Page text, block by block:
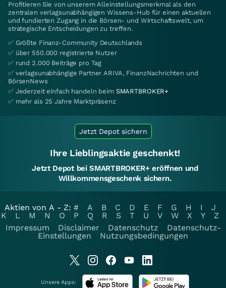
Profitieren Sie von unserem Alleinstellungsmerkmal als den
zentralen verlagsunabhängigen Wissens-Hub für einen aktuellen
und fundierten Zugang in die Börsen- und Wirtschaftswelt, um
strategische Entscheidungen zu treffen.
✅ Größte Finanz-Community Deutschlands
✅ über 550.000 registrierte Nutzer
✅ rund 2.000 Beiträge pro Tag
✅ verlagsunabhängige Partner ARIVA, FinanzNachrichten und
BörsenNews
✅ Jederzeit einfach handeln beim SMARTBROKER+
✅ mehr als 25 Jahre Marktpräsenz
Jetzt Depot sichern
Ihre Lieblingsaktie geschenkt!
Jetzt Depot bei SMARTBROKER+ eröffnen und
Willkommensgeschenk sichern.
Aktien von A - Z: # A B C D E F G H I
J
K
L M N O P Q R S T U V W X Y
Z
Impressum
Disclaimer Datenschutz
Datenschutz-
Einstellungen
Nutzungsbedingungen
Unsere Apps: